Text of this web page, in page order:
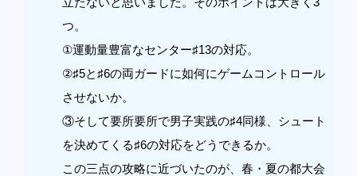
つ。
①運動量豊富なセンター♯13の対応。
②♯5と♯6の両ガードに如何にゲームコントロール
させないか。
③そして要所要所で男子実践の♯4同様、シュート
を決めてくる♯6の対応をどうできるか。
この三点の攻略に近づいたのが、春・夏の都大会